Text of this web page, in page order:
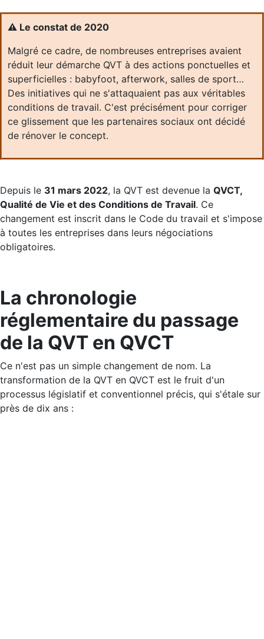
⚠️ Le constat de 2020
Malgré ce cadre, de nombreuses entreprises avaient
réduit leur démarche QVT à des actions ponctuelles et
superficielles : babyfoot, afterwork, salles de sport…
Des initiatives qui ne s'attaquaient pas aux véritables
conditions de travail. C'est précisément pour corriger
ce glissement que les partenaires sociaux ont décidé
de rénover le concept.
Depuis le 31 mars 2022, la QVT est devenue la QVCT,
Qualité de Vie et des Conditions de Travail. Ce
changement est inscrit dans le Code du travail et s'impose
à toutes les entreprises dans leurs négociations
obligatoires.
La chronologie
réglementaire du passage
de la QVT en QVCT
Ce n'est pas un simple changement de nom. La
transformation de la QVT en QVCT est le fruit d'un
processus législatif et conventionnel précis, qui s'étale sur
près de dix ans :